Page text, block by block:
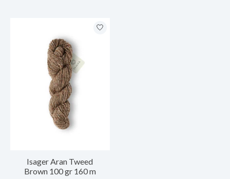
Isager Aran Tweed
Brown 100 gr 160 m